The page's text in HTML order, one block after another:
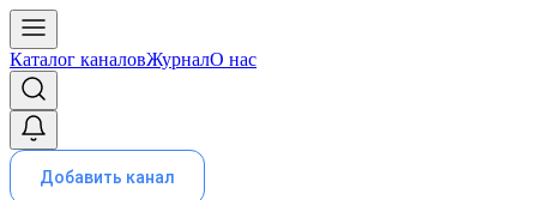
Каталог каналовЖурналО нас
Добавить канал